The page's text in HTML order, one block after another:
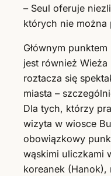
– Seul oferuje
których nie można
Głównym
jest również
roztacza się
miasta –
Dla tych, którzy
wizyta w wiosce
obowiązkowy
wąskimi uliczkami
koreanek